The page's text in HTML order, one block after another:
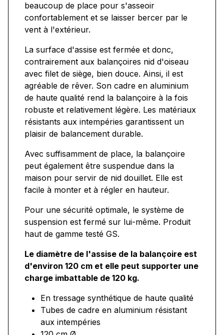
beaucoup de place pour s'asseoir
confortablement et se laisser bercer par le
vent à l'extérieur.
La surface d'assise est fermée et donc,
contrairement aux balançoires nid d'oiseau
avec filet de siège, bien douce. Ainsi, il est
agréable de rêver. Son cadre en aluminium
de haute qualité rend la balançoire à la fois
robuste et relativement légère. Les matériaux
résistants aux intempéries garantissent un
plaisir de balancement durable.
Avec suffisamment de place, la balançoire
peut également être suspendue dans la
maison pour servir de nid douillet. Elle est
facile à monter et à régler en hauteur.
Pour une sécurité optimale, le système de
suspension est fermé sur lui-même. Produit
haut de gamme testé GS.
Le diamètre de l'assise de la balançoire est
d'environ 120 cm et elle peut supporter une
charge imbattable de 120 kg.
En tressage synthétique de haute qualité
Tubes de cadre en aluminium résistant
aux intempéries